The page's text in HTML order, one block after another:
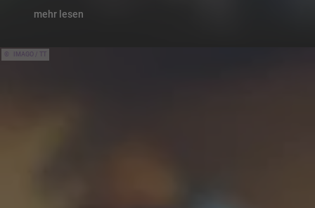
mehr lesen
IMAGO / TT